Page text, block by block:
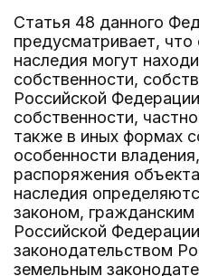
Статья 48 данного
предусматривает, что
наследия могут
собственности,
Российской
собственности,
также в иных формах
особенности
распоряжения
наследия
законом,
Российской
законодательством
земельным